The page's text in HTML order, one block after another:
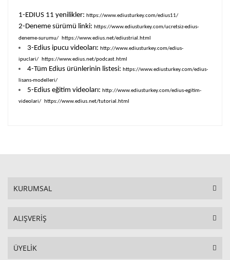
1-EDIUS 11 yenilikler: https://www.ediusturkey.com/edius11/
2-Deneme sürümü linki: https://www.ediusturkey.com/ucretsiz-edius-
deneme-surumu/
https://www.edius.net/ediustrial.html
3-Edius ipucu videoları: http://www.ediusturkey.com/edius-
ipuclari/
https://www.edius.net/podcast.html
4-Tüm Edius ürünlerinin listesi: https://www.ediusturkey.com/edius-
lisans-modelleri/
5-Edius eğitim videoları: http://www.ediusturkey.com/edius-egitim-
videolari/
https://www.edius.net/tutorial.html
KURUMSAL
ALIŞVERİŞ
ÜYELİK